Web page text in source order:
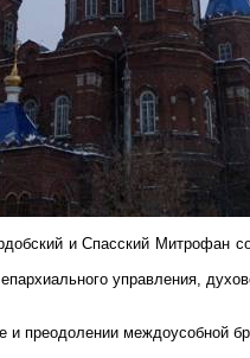
и Спасский Митрофан
управления,
преодолении междоусобной